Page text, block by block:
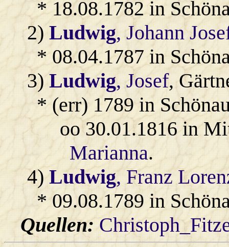
* 18.08.1782 in
2)Ludwig, Johann
* 08.04.1787 in
3)Ludwig, Josef,
* (err) 1789 in
oo 30.01.1816 in
Marianna.
4)Ludwig, Franz
* 09.08.1789 in
Quellen: